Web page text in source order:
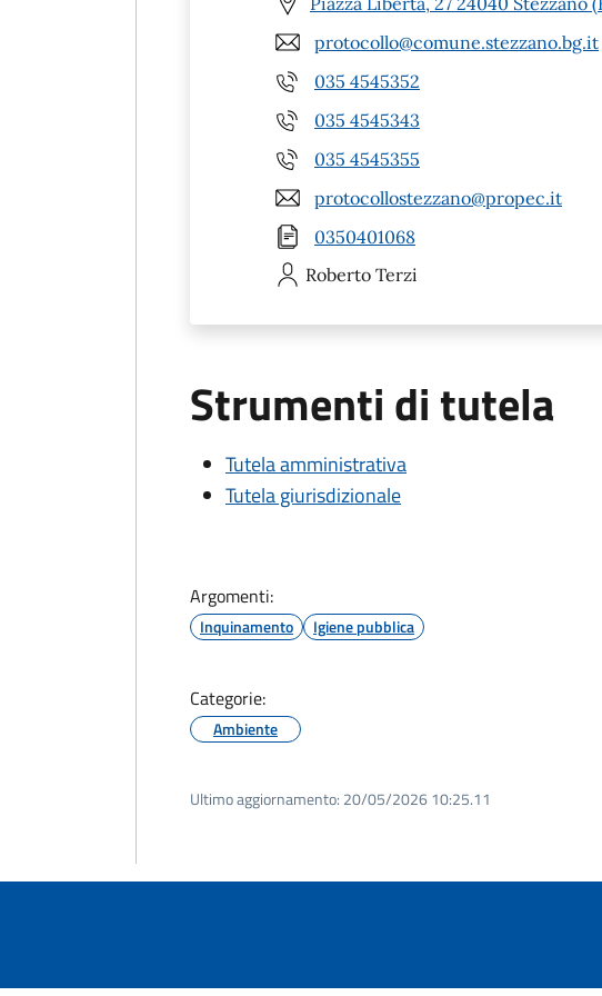
protocollo@comune.stezzano.bg.it
035 4545352
035 4545343
035 4545355
protocollostezzano@propec.it
0350401068
Roberto Terzi
Strumenti di tutela
Tutela amministrativa
Tutela giurisdizionale
Argomenti:
Inquinamento Igiene pubblica
Categorie:
Ambiente
Ultimo aggiornamento: 20/05/2026 10:25.11